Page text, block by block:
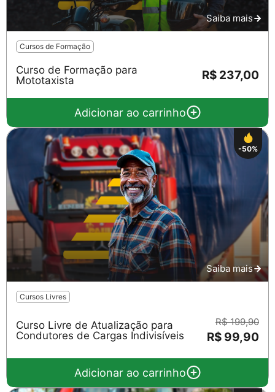
Saiba mais
Cursos de Formação
Curso de Formação para
Mototaxista
R$ 237,00
Adicionar ao carrinho
-50%
Saiba mais
Cursos Livres
Curso Livre de Atualização para
Condutores de Cargas Indivisíveis
R$ 199,90
R$ 99,90
Adicionar ao carrinho